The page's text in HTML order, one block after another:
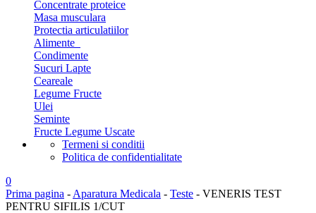
Concentrate proteice
Masa musculara
Protectia articulatiilor
Alimente
Condimente
Sucuri Lapte
Ceareale
Legume Fructe
Ulei
Seminte
Fructe Legume Uscate
Termeni si conditii
Politica de confidentialitate
0
Prima pagina - Aparatura Medicala - Teste - VENERIS TEST
PENTRU SIFILIS 1/CUT